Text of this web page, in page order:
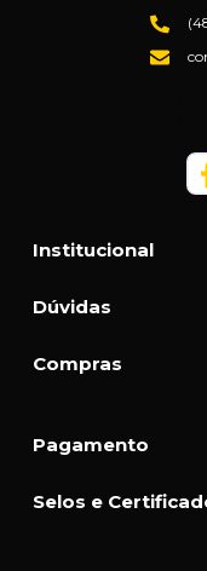
Institucional
Dúvidas
Compras
Pagamento
Selos e